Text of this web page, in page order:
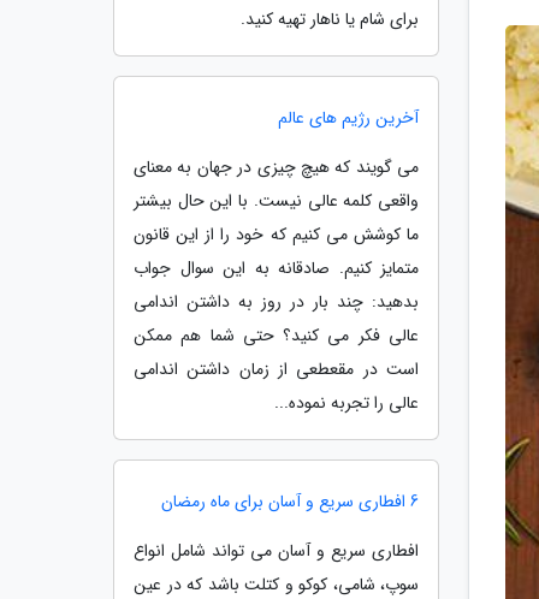
برای شام یا ناهار تهیه کنید.
آخرین رژیم های عالم
می گویند که هیچ چیزی در جهان به معنای
واقعی کلمه عالی نیست. با این حال بیشتر
ما کوشش می کنیم که خود را از این قانون
متمایز کنیم. صادقانه به این سوال جواب
بدهید: چند بار در روز به داشتن اندامی
عالی فکر می کنید؟ حتی شما هم ممکن
است در مقعطعی از زمان داشتن اندامی
عالی را تجربه نموده...
6 افطاری سریع و آسان برای ماه رمضان
افطاری سریع و آسان می تواند شامل انواع
سوپ، شامی، کوکو و کتلت باشد که در عین